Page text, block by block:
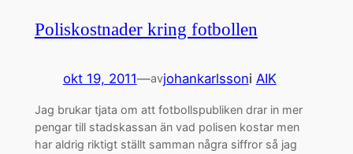
Poliskostnader kring fotbollen
okt 19, 2011—avjohankarlssoni AIK
Jag brukar tjata om att fotbollspubliken drar in mer
pengar till stadskassan än vad polisen kostar men
har aldrig riktigt ställt samman några siffror så jag